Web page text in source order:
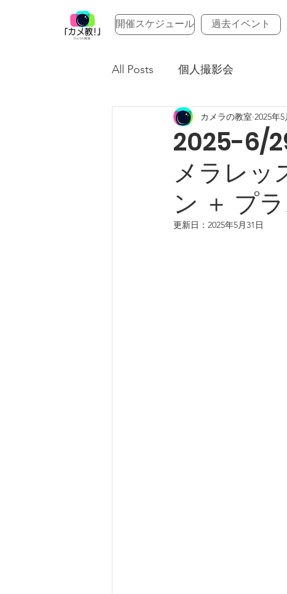
開催スケジュール 過去イベント
All Posts 個人撮影会
2025-6/
メラレッ
ン ＋ プ
カメラの教室 2025年5
更新日： 2025年5月31日